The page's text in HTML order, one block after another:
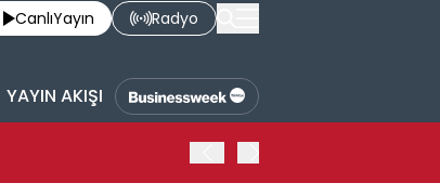
CanlıYayın Radyo
YAYIN AKIŞI